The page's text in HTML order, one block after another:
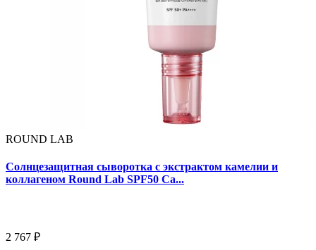
ROUND LAB
Солнцезащитная сыворотка с экстрактом камелии и
коллагеном Round Lab SPF50 Ca...
2 767 ₽